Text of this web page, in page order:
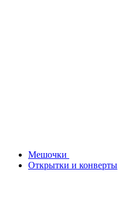
Мешочки
Открытки и конверты